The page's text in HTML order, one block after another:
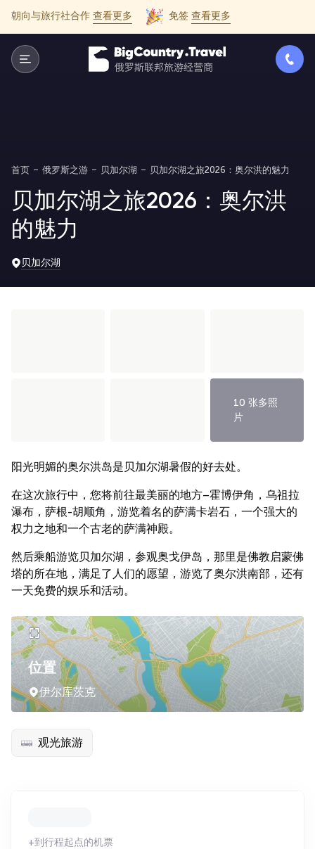
朝向与旅行社合作 查看更多 免签 查看更多
首页 俄罗斯之游 贝加尔湖 贝加尔湖之旅2026：奥尔洪的魅力
贝加尔湖之旅2026：奥尔洪
的魅力
贝加尔湖
10 张多照
片
阳光明媚的奥尔洪岛是贝加尔湖暑假的好去处。
在这次旅行中，您将前往最美丽的地方–霍博伊角，乌祖拉
瀑布，萨根-胡顺角，游览着名的萨满卡岩石，一个强大的
权力之地和一个古老的萨满神殿。
然后乘船游览贝加尔湖，参观奥戈伊岛，那里是佛教启蒙佛
塔的所在地，满足了人们的愿望，游览了奥尔洪南部，还有
一天免费的娱乐和活动。
位置
伊尔库茨克
观光旅游
+到行程起点的机票